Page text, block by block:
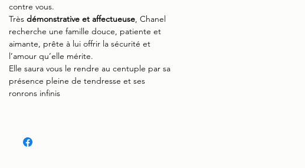
contre vous.
Très démonstrative et affectueuse, Chanel
recherche une famille douce, patiente et
aimante, prête à lui offrir la sécurité et
l’amour qu’elle mérite.
Elle saura vous le rendre au centuple par sa
présence pleine de tendresse et ses
ronrons infinis